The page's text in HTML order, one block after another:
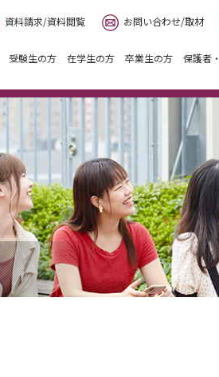
資料請求/資料閲覧 お問い合わせ/取材
受験生の方 在学生の方 卒業生の方 保護者